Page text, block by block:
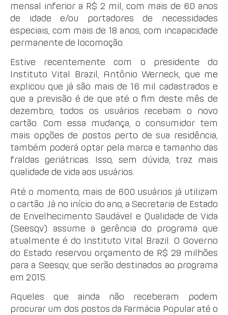
mensal inferior a R$ 2 mil, com mais de 60 anos
de idade e/ou portadores de necessidades
especiais, com mais de 18 anos, com incapacidade
permanente de locomoção.
Estive recentemente com o presidente do
Instituto Vital Brazil, Antônio Werneck, que me
explicou que já são mais de 16 mil cadastrados e
que a previsão é de que até o fim deste mês de
dezembro, todos os usuários recebam o novo
cartão. Com essa mudança, o consumidor tem
mais opções de postos perto de sua residência,
também poderá optar pela marca e tamanho das
fraldas geriátricas. Isso, sem dúvida, traz mais
qualidade de vida aos usuários.
Até o momento, mais de 600 usuários já utilizam
o cartão. Já no início do ano, a Secretaria de Estado
de Envelhecimento Saudável e Qualidade de Vida
(Seesqv) assume a gerência do programa que
atualmente é do Instituto Vital Brazil. O Governo
do Estado reservou orçamento de R$ 29 milhões
para a Seesqv, que serão destinados ao programa
em 2015.
Aqueles que ainda não receberam podem
procurar um dos postos da Farmácia Popular até o